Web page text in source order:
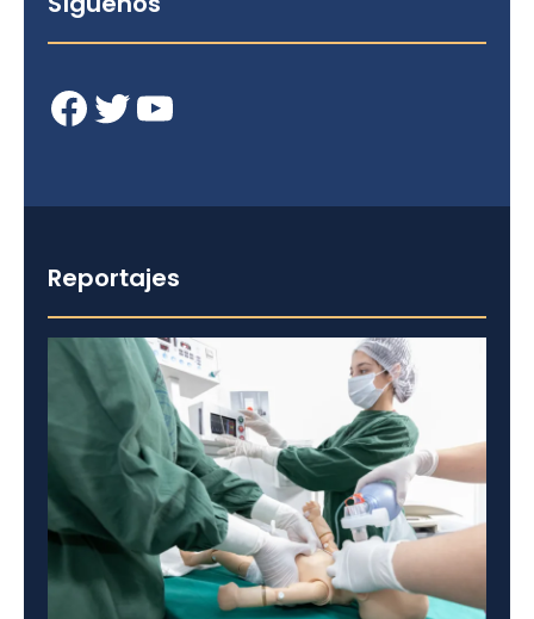
Facebook Twitter YouTube
Reportajes